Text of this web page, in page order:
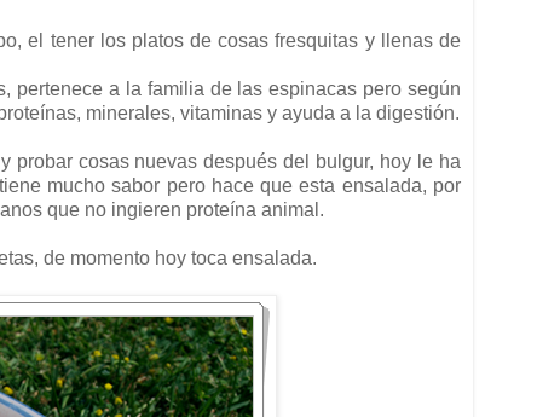
el tener los platos de cosas fresquitas y llenas de
pertenece a la familia de las espinacas pero según
minerales, vitaminas y ayuda a la digestión.
cosas nuevas después del bulgur, hoy le ha
mucho sabor pero hace que esta ensalada, por
que no ingieren proteína animal.
de momento hoy toca ensalada.